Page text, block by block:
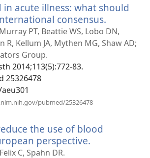
in acute illness: what should
consensus.
neues
Fenster)
PT, Beattie WS, Lobo DN,
R, Kellum JA, Mythen MG, Shaw AD;
Group.
2014;113(5):772-83.
25326478
pubmed/25326478
the use of blood
perspective.
C, Spahn DR.